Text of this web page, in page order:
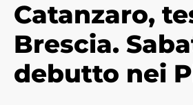
Catanzaro,
Brescia.
debutto nei